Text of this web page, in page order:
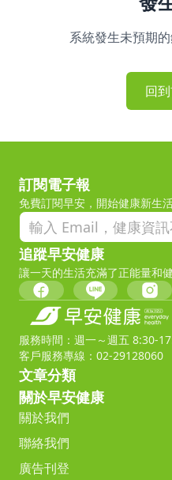
系統發生未預期的
回
訂閱電子報
免費訂閱早安，開始健康新生活
追蹤早安健康
讓一天的生活充滿了正能量和
服務時間：週一～週五 8:30-
客戶服務專線：02-29128060
文章分類
關於早安健康
關於我們
聯絡我們
廣告刊登